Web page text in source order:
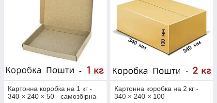
Картонна коробка на 1 кг -
340 × 240 × 50 - самозбірна
Картонна коробка на 2 кг -
340 × 240 × 100